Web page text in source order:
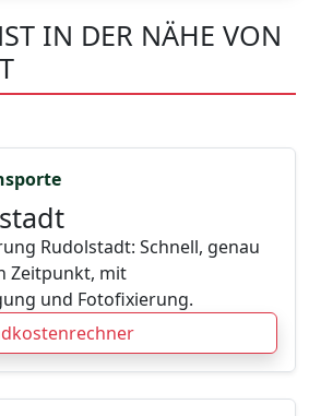
IN DER NÄHE VON
Rudolstadt: Schnell, genau
Zeitpunkt, mit
und Fotofixierung.